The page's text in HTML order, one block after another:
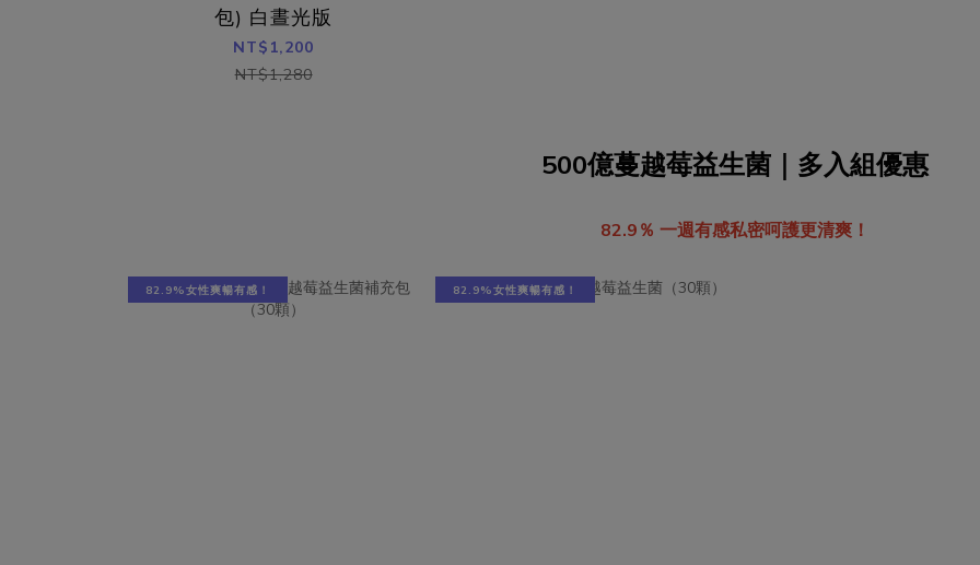
包) 白晝光版
NT$1,200
NT$1,280
500億蔓越莓益生菌｜多入組優惠
82.9％ 一週有感私密呵護更清爽！
82.9%女性爽暢有感！ 82.9%女性爽暢有感！